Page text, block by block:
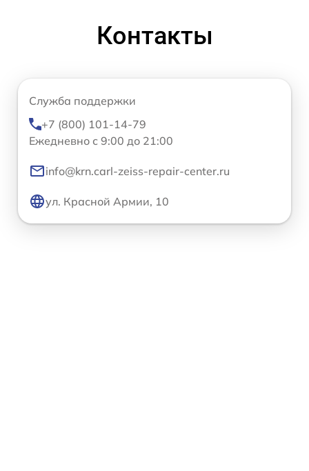
Контакты
Служба поддержки
+7 (800) 101-14-79
Ежедневно с 9:00 до 21:00
info@krn.carl-zeiss-repair-center.ru
ул. Красной Армии, 10